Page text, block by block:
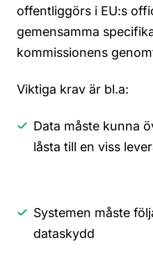
offentliggörs i EU:s
gemensamma
kommissionens
Viktiga krav är bl.a:
Data måste kunna
låsta till en viss
Systemen måste
dataskydd